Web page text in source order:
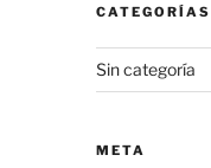
CATEGORÍAS
Sin categoría
META